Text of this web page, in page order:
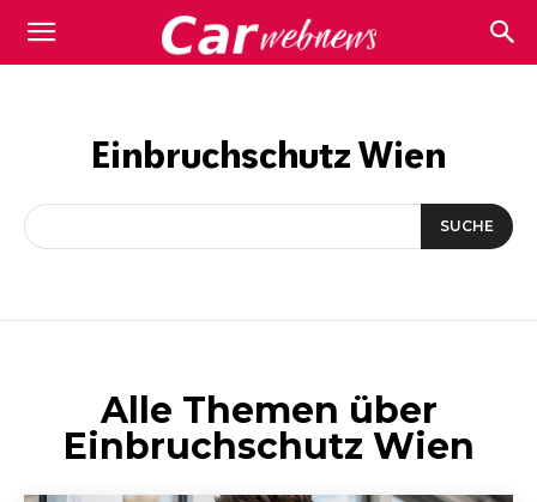
Carwebnews.com
Einbruchschutz Wien
SUCHE
Alle Themen über
Einbruchschutz Wien